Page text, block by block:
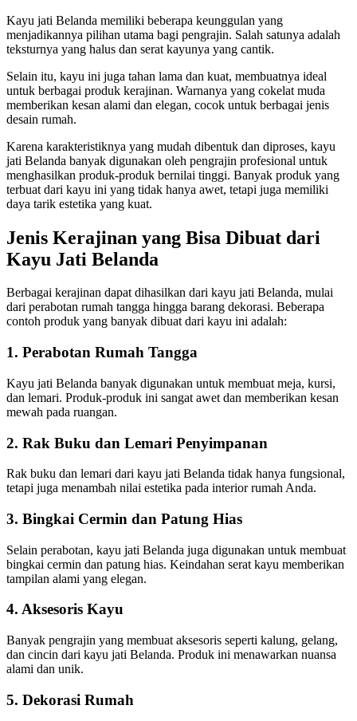
Kayu jati Belanda memiliki beberapa keunggulan yang
menjadikannya pilihan utama bagi pengrajin. Salah satunya adalah
teksturnya yang halus dan serat kayunya yang cantik.
Selain itu, kayu ini juga tahan lama dan kuat, membuatnya ideal
untuk berbagai produk kerajinan. Warnanya yang cokelat muda
memberikan kesan alami dan elegan, cocok untuk berbagai jenis
desain rumah.
Karena karakteristiknya yang mudah dibentuk dan diproses, kayu
jati Belanda banyak digunakan oleh pengrajin profesional untuk
menghasilkan produk-produk bernilai tinggi. Banyak produk yang
terbuat dari kayu ini yang tidak hanya awet, tetapi juga memiliki
daya tarik estetika yang kuat.
Jenis Kerajinan yang Bisa Dibuat dari
Kayu Jati Belanda
Berbagai kerajinan dapat dihasilkan dari kayu jati Belanda, mulai
dari perabotan rumah tangga hingga barang dekorasi. Beberapa
contoh produk yang banyak dibuat dari kayu ini adalah:
1. Perabotan Rumah Tangga
Kayu jati Belanda banyak digunakan untuk membuat meja, kursi,
dan lemari. Produk-produk ini sangat awet dan memberikan kesan
mewah pada ruangan.
2. Rak Buku dan Lemari Penyimpanan
Rak buku dan lemari dari kayu jati Belanda tidak hanya fungsional,
tetapi juga menambah nilai estetika pada interior rumah Anda.
3. Bingkai Cermin dan Patung Hias
Selain perabotan, kayu jati Belanda juga digunakan untuk membuat
bingkai cermin dan patung hias. Keindahan serat kayu memberikan
tampilan alami yang elegan.
4. Aksesoris Kayu
Banyak pengrajin yang membuat aksesoris seperti kalung, gelang,
dan cincin dari kayu jati Belanda. Produk ini menawarkan nuansa
alami dan unik.
5. Dekorasi Rumah